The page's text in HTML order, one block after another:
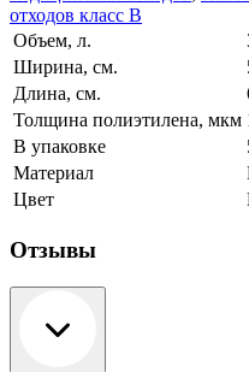
отходов класс В
Объем, л.
Ширина, см.
Длина, см.
Толщина полиэтилена, мкм
В упаковке
Материал
Цвет
Отзывы